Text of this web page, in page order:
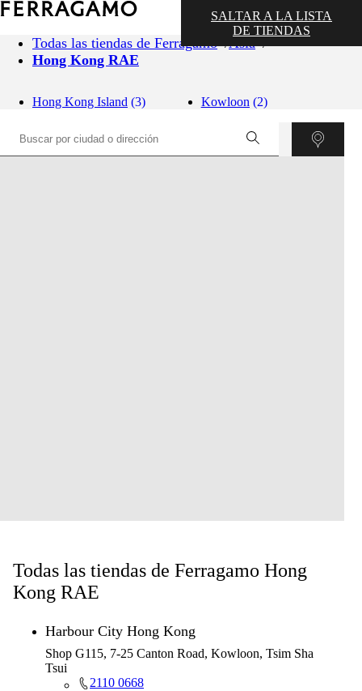
Todas las tiendas de Ferragamo
Asia
Hong Kong RAE
Hong Kong Island (3) Kowloon (2)
SALTAR A LA LISTA
DE TIENDAS
CARTO
Todas las tiendas de Ferragamo Hong
Kong RAE
Harbour City Hong Kong
Shop G115, 7-25 Canton Road, Kowloon, Tsim Sha
Tsui
2110 0668